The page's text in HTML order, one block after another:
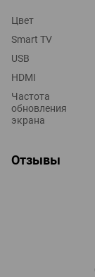
Цвет
Smart TV
USB
HDMI
Частота
обновления
экрана
Отзывы